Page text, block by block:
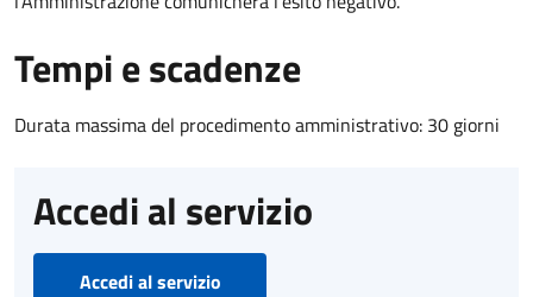
Tempi e scadenze
Durata massima del procedimento amministrativo: 30 giorni
Accedi al servizio
Accedi al servizio